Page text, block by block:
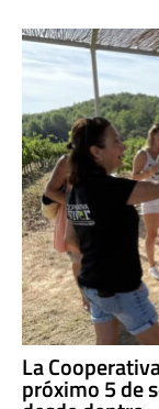
La
próximo 5 de